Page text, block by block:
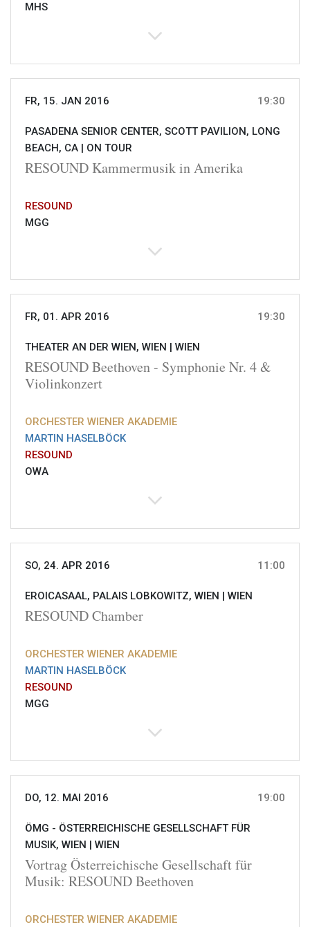
MHS
FR, 15. JAN 2016 19:30
PASADENA SENIOR CENTER, SCOTT PAVILION, LONG
BEACH, CA | ON TOUR
RESOUND Kammermusik in Amerika
RESOUND
MGG
FR, 01. APR 2016 19:30
THEATER AN DER WIEN, WIEN | WIEN
RESOUND Beethoven - Symphonie Nr. 4 &
Violinkonzert
ORCHESTER WIENER AKADEMIE
MARTIN HASELBÖCK
RESOUND
OWA
SO, 24. APR 2016 11:00
EROICASAAL, PALAIS LOBKOWITZ, WIEN | WIEN
RESOUND Chamber
ORCHESTER WIENER AKADEMIE
MARTIN HASELBÖCK
RESOUND
MGG
DO, 12. MAI 2016 19:00
ÖMG - ÖSTERREICHISCHE GESELLSCHAFT FÜR
MUSIK, WIEN | WIEN
Vortrag Österreichische Gesellschaft für
Musik: RESOUND Beethoven
ORCHESTER WIENER AKADEMIE